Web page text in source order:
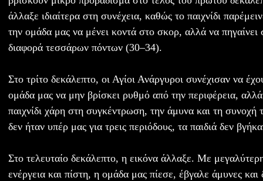
άλλαξε ιδιαίτερα στη συνέχεια, καθώς το παιχνίδι
την ομάδα μας να μένει κοντά στο σκορ, αλλά να
διαφορά τεσσάρων πόντων (30–34).
Στο τρίτο δεκάλεπτο, οι Αγίοι Ανάργυροι συνέχισαν να
ομάδα μας να μην βρίσκει ρυθμό από την περιφέρεια,
παιχνίδι χάρη στη συγκέντρωση, την άμυνα και τη
δεν ήταν υπέρ μας για τρεις περιόδους, τα παιδιά δεν
Στο τελευταίο δεκάλεπτο, η εικόνα άλλαξε. Με
ενέργεια και πίστη, η ομάδα μας πίεσε, έβγαλε άμυνες και